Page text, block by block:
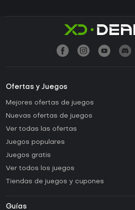
Ofertas y Juegos
Mejores ofertas de juegos
Nuevas ofertas de juegos
Ver todas las ofertas
Juegos populares
Juegos gratis
Ver todos los juegos
Tiendas de juegos y cupones
Guías